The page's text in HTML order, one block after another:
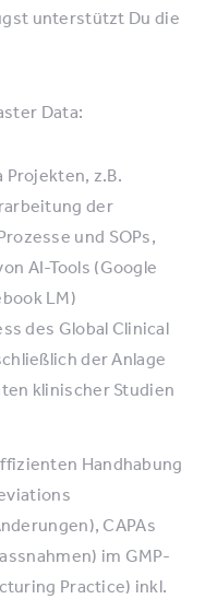
unterstützt Du die
Data:
z.B.
der
und SOPs,
AI-Tools (Google
LM)
des Global Clinical
der Anlage
klinischer Studien
Handhabung
CAPAs
im GMP-
Practice) inkl.